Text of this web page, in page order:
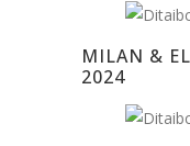
MILAN &
2024